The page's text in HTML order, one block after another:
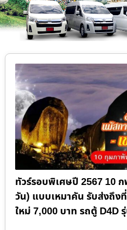
ทัวร์รอบพิเศษปี 2567 10
วัน) แบบเหมาคัน รับส่งถึง
ใหม่ 7,000 บาท รถตู้ D4D